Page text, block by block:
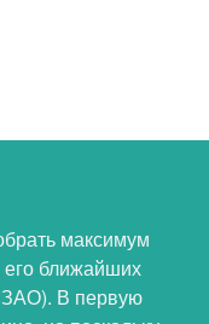
максимум
ближайших
В первую